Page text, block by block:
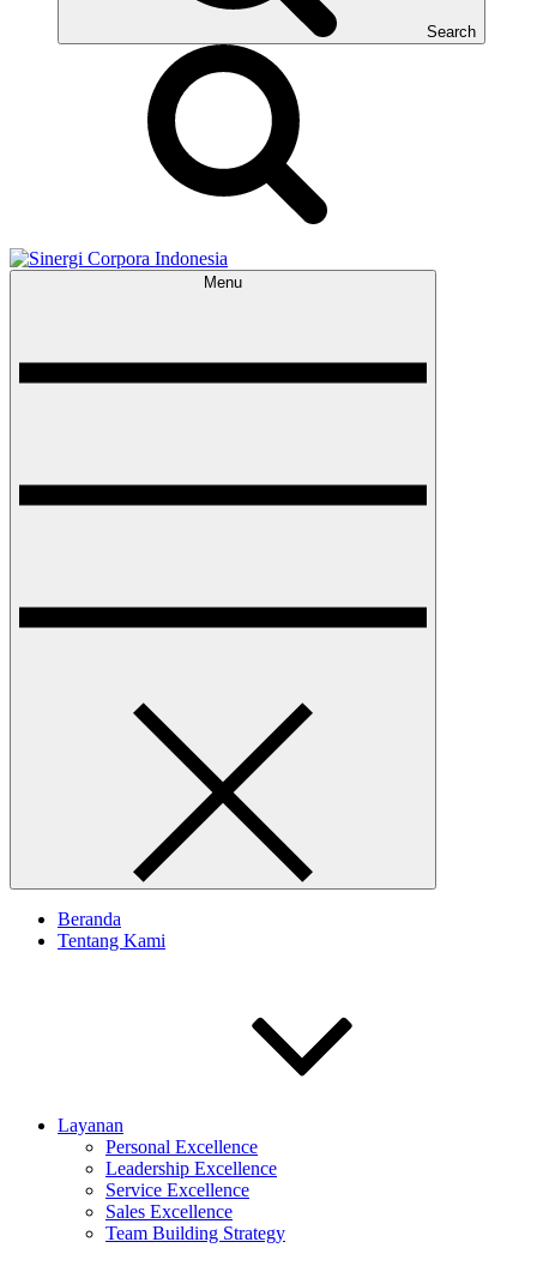
Search
Menu
Beranda
Tentang Kami
Layanan
Personal Excellence
Leadership Excellence
Service Excellence
Sales Excellence
Team Building Strategy